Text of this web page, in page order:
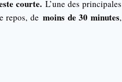
courte.L’une des principales
repos, de moins de 30 minutes,